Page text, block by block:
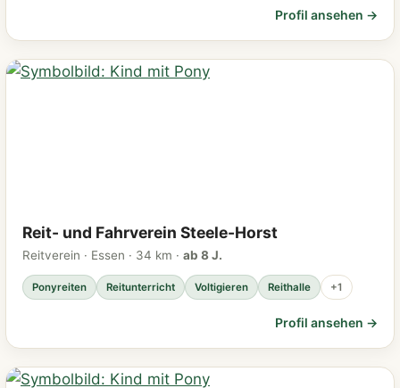
Profil ansehen →
Reit- und Fahrverein Steele-Horst
Reitverein · Essen · 34 km · ab 8 J.
Ponyreiten Reitunterricht Voltigieren Reithalle +1
Profil ansehen →